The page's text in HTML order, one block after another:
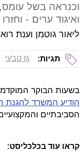
וכנראה בשל
ואיגוד ערים -
ליאור גוטמן וענת
תגיות: גז טבעי
בשעות הבוקר
הודיע המשרד להגנת
הסביבתיים
קראו עוד בכלכליסט: